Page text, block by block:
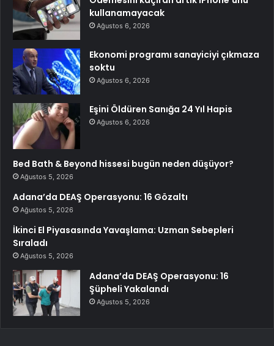
kullanamayacak
Ağustos 6, 2026
Ekonomi programı sanayiciyi çıkmaza
soktu
Ağustos 6, 2026
Eşini Öldüren Sanığa 24 Yıl Hapis
Ağustos 6, 2026
Bed Bath & Beyond hissesi bugün neden düşüyor?
Ağustos 5, 2026
Adana’da DEAŞ Operasyonu: 16 Gözaltı
Ağustos 5, 2026
İkinci El Piyasasında Yavaşlama: Uzman Sebepleri
Sıraladı
Ağustos 5, 2026
Adana’da DEAŞ Operasyonu: 16
Şüpheli Yakalandı
Ağustos 5, 2026